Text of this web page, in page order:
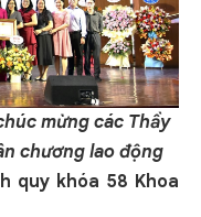
mừng các Thầy
chương lao động
quy khóa 58 Khoa